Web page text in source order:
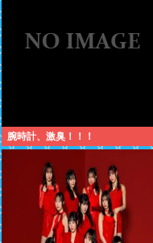
腕時計、激臭！！！